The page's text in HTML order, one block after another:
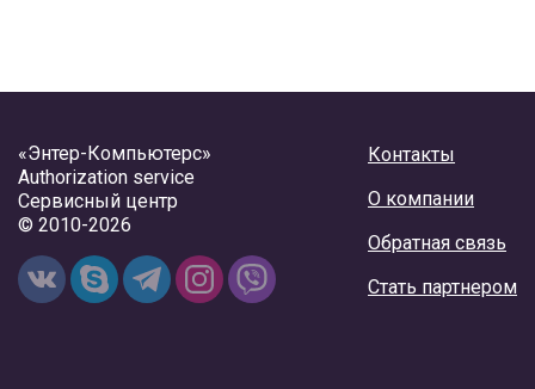
«Энтер-Компьютерс»
Authorization service
Сервисный центр
© 2010-2026
Контакты
О компании
Обратная связь
Стать партнером